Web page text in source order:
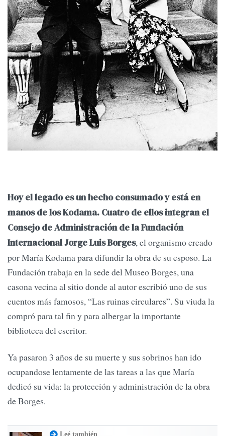
Hoy el legado es un hecho consumado y está en
manos de los Kodama. Cuatro de ellos integran el
Consejo de Administración de la Fundación
Internacional Jorge Luis Borges, el organismo creado
por María Kodama para difundir la obra de su esposo. La
Fundación trabaja en la sede del Museo Borges, una
casona vecina al sitio donde al autor escribió uno de sus
cuentos más famosos, “Las ruinas circulares”. Su viuda la
compró para tal fin y para albergar la importante
biblioteca del escritor.
Ya pasaron 3 años de su muerte y sus sobrinos han ido
ocupandose lentamente de las tareas a las que María
dedicó su vida: la protección y administración de la obra
de Borges.
Leé también